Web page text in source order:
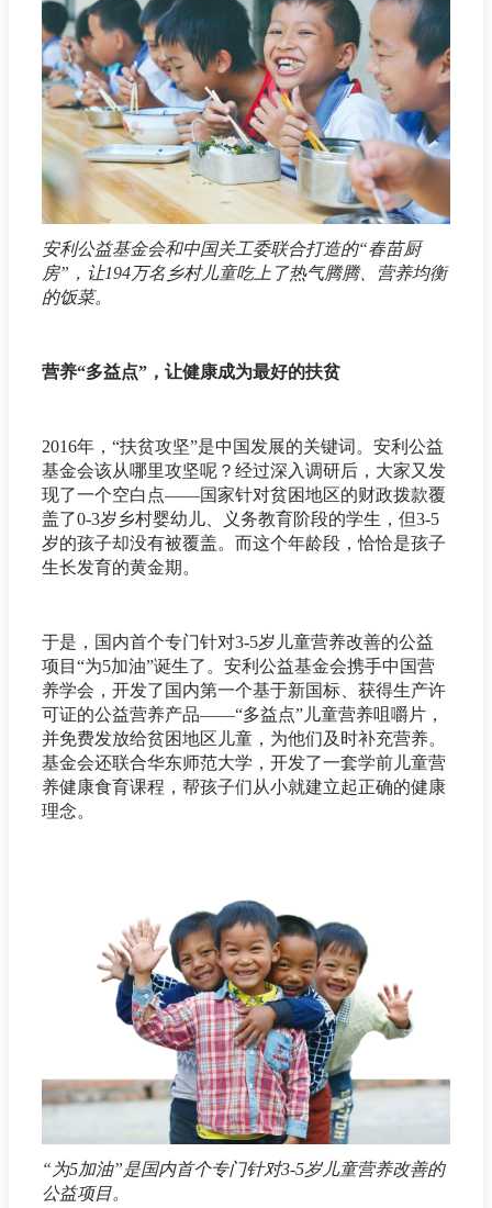
安利公益基金会和中国关工委联合打造的“春苗厨
房”，让194万名乡村儿童吃上了热气腾腾、营养均衡
的饭菜。
营养“多益点”，让健康成为最好的扶贫
2016年，“扶贫攻坚”是中国发展的关键词。安利公益
基金会该从哪里攻坚呢？经过深入调研后，大家又发
现了一个空白点——国家针对贫困地区的财政拨款覆
盖了0-3岁乡村婴幼儿、义务教育阶段的学生，但3-5
岁的孩子却没有被覆盖。而这个年龄段，恰恰是孩子
生长发育的黄金期。
于是，国内首个专门针对3-5岁儿童营养改善的公益
项目“为5加油”诞生了。安利公益基金会携手中国营
养学会，开发了国内第一个基于新国标、获得生产许
可证的公益营养产品——“多益点”儿童营养咀嚼片，
并免费发放给贫困地区儿童，为他们及时补充营养。
基金会还联合华东师范大学，开发了一套学前儿童营
养健康食育课程，帮孩子们从小就建立起正确的健康
理念。
“为5加油”是国内首个专门针对3-5岁儿童营养改善的
公益项目。